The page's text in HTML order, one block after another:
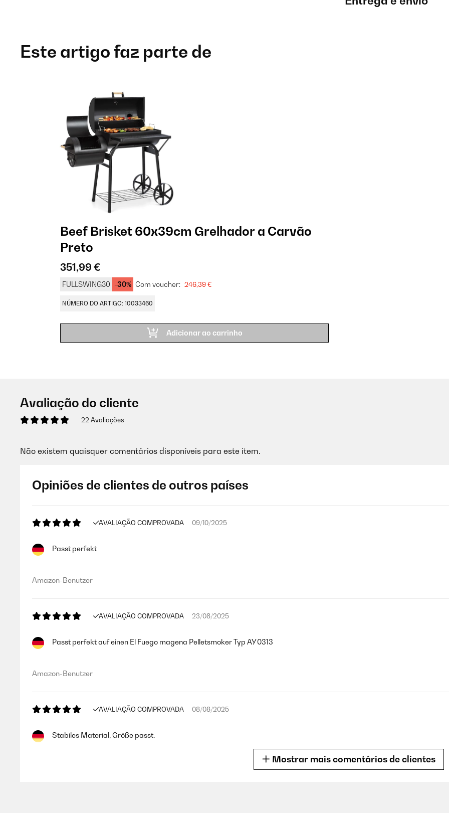
Este artigo faz parte de
Beef Brisket 60x39cm Grelhador a Carvão
Preto
351,99 €
FULLSWING30 -30% Com voucher: 246,39 €
NÚMERO DO ARTIGO: 10033460
Adicionar ao carrinho
Avaliação do cliente
22 Avaliações
Não existem quaisquer comentários disponíveis para este item.
Opiniões de clientes de outros países
AVALIAÇÃO COMPROVADA 09/10/2025
Passt perfekt
Amazon-Benutzer
AVALIAÇÃO COMPROVADA 23/08/2025
Passt perfekt auf einen El Fuego magena Pelletsmoker Typ AY 0313
Amazon-Benutzer
AVALIAÇÃO COMPROVADA 08/08/2025
Stabiles Material, Größe passt.
Mostrar mais comentários de clientes